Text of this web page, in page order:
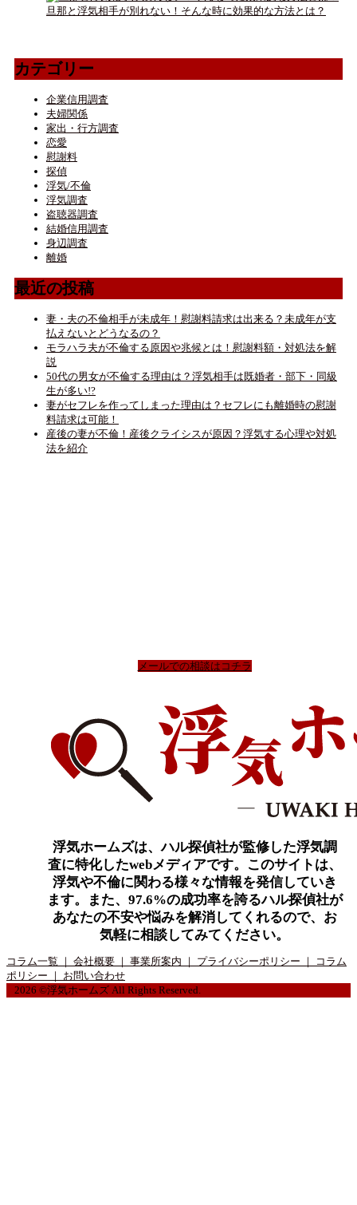
旦那と浮気相手が別れない！そんな時に効果的な方法とは？
カテゴリー
企業信用調査
夫婦関係
家出・行方調査
恋愛
慰謝料
探偵
浮気/不倫
浮気調査
盗聴器調査
結婚信用調査
身辺調査
離婚
最近の投稿
妻・夫の不倫相手が未成年！慰謝料請求は出来る？未成年が支
払えないとどうなるの？
モラハラ夫が不倫する原因や兆候とは！慰謝料額・対処法を解
説
50代の男女が不倫する理由は？浮気相手は既婚者・部下・同級
生が多い!?
妻がセフレを作ってしまった理由は？セフレにも離婚時の慰謝
料請求は可能！
産後の妻が不倫！産後クライシスが原因？浮気する心理や対処
法を紹介
メールでの相談はコチラ
浮気ホームズは、ハル探偵社が監修した浮気調
査に特化したwebメディアです。このサイトは、
浮気や不倫に関わる様々な情報を発信していき
ます。また、97.6%の成功率を誇るハル探偵社が
あなたの不安や悩みを解消してくれるので、お
気軽に相談してみてください。
コラム一覧 ｜ 会社概要 ｜ 事業所案内 ｜ プライバシーポリシー
｜ コラム
ポリシー
｜ お問い合わせ
2026 ©浮気ホームズ All Rights Reserved.